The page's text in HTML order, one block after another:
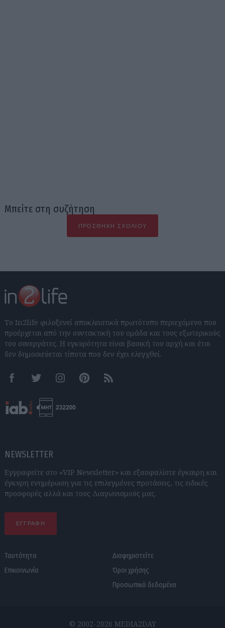
Μπείτε στη συζήτηση
ΠΡΟΣΘΉΚΗ ΣΧΟΛΊΟΥ
Το In2life φιλοξενεί αποκλειστικά πρωτότυπο περιεχόμενο που
προέρχεται από την συντακτική του ομάδα και τους εξωτερικούς
του συνεργάτες. Η εγκυρότητα είναι βασική του αρχή και έτσι
δεν δημοσιεύεται τίποτα που δεν έχει ελεγχθεί.
FacebookTwitter InstagramPinterestRSS feeds
NEWSLETTER
Εγγραφείτε στο «VIP Newsletter» και εξασφαλίστε έγκαιρη και
έγκυρη ενημέρωση για τις επιλεγμένες προτάσεις, τις ειδικές
προσφορές αλλά και τους Διαγωνισμούς μας.
ΕΓΓΡΑΦΗ
Ταυτότητα
Επικοινωνία
Διαφημιστείτε
Όροι χρήσης
Προσωπικά δεδομένα
© 2002-2026 MEDIA2DAY